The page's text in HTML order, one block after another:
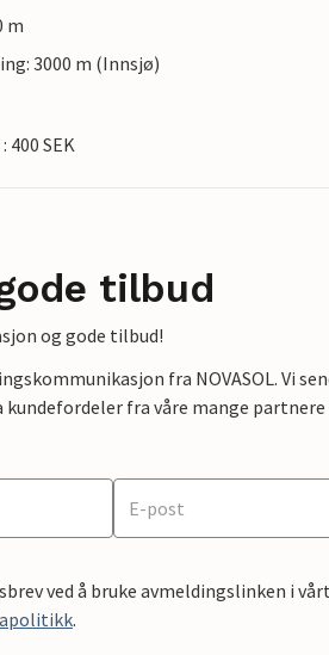
m
3000 m (Innsjø)
SEK
tilbud
og gode tilbud!
fra NOVASOL. Vi
fra våre mange
ved å bruke avmeldingslinken i
.